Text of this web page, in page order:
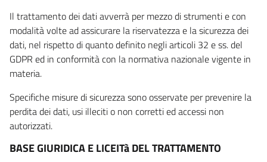
Il trattamento dei dati avverrà per mezzo di strumenti e con
modalità volte ad assicurare la riservatezza e la sicurezza dei
dati, nel rispetto di quanto definito negli articoli 32 e ss. del
GDPR ed in conformità con la normativa nazionale vigente in
materia.
Specifiche misure di sicurezza sono osservate per prevenire la
perdita dei dati, usi illeciti o non corretti ed accessi non
autorizzati.
BASE GIURIDICA E LICEITà DEL TRATTAMENTO